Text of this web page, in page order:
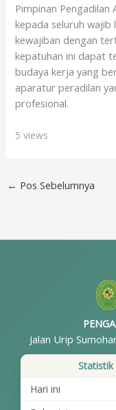
Pimpinan Pengadilan
kepada seluruh wajib
kewajiban dengan
kepatuhan ini dapat
budaya kerja yang
aparatur peradilan
profesional.
5 views
← Pos Sebelumnya
Jalan Urip
Statistik
Hari ini